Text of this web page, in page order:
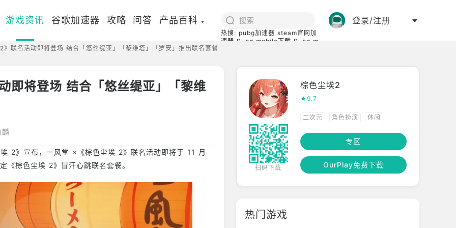
游戏资讯 谷歌加速器 攻略 问答 产品百科
热搜: pubg加速器 steam官网加
速器 Pubg mobile下载 Pubg m
登录/注册
联名活动即将登场 结合「悠丝缇亚」「黎维塔」「罗安」推出联名套餐
即将登场 结合「悠丝缇亚」「黎维
麟
2》宣布，一风堂 ×《棕色尘埃 2》联名活动即将于 11 月
棕色尘埃 2》冒汗心跳联名套餐。
扫码下载
棕色尘埃2
9.7
二次元 角色扮演 休闲
RPG 专区
OurPlay免费下载
热门游戏